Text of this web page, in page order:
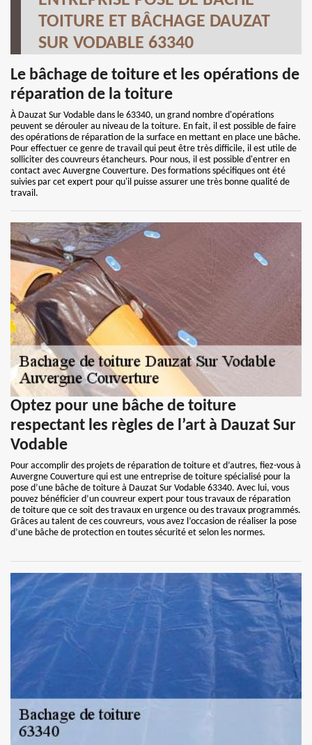
TOITURE ET BÂCHAGE DAUZAT
SUR VODABLE 63340
Le bâchage de toiture et les opérations de
réparation de la toiture
À Dauzat Sur Vodable dans le 63340, un grand nombre d'opérations
peuvent se dérouler au niveau de la toiture. En fait, il est possible de faire
des opérations de réparation de la surface en mettant en place une bâche.
Pour effectuer ce genre de travail qui peut être très difficile, il est utile de
solliciter des couvreurs étancheurs. Pour nous, il est possible d'entrer en
contact avec Auvergne Couverture. Des formations spécifiques ont été
suivies par cet expert pour qu'il puisse assurer une très bonne qualité de
travail.
Optez pour une bâche de toiture
respectant les règles de l’art à Dauzat Sur
Vodable
Pour accomplir des projets de réparation de toiture et d’autres, fiez-vous à
Auvergne Couverture qui est une entreprise de toiture spécialisé pour la
pose d’une bâche de toiture à Dauzat Sur Vodable 63340. Avec lui, vous
pouvez bénéficier d’un couvreur expert pour tous travaux de réparation
de toiture que ce soit des travaux en urgence ou des travaux programmés.
Grâces au talent de ces couvreurs, vous avez l’occasion de réaliser la pose
d’une bâche de protection en toutes sécurité et selon les normes.